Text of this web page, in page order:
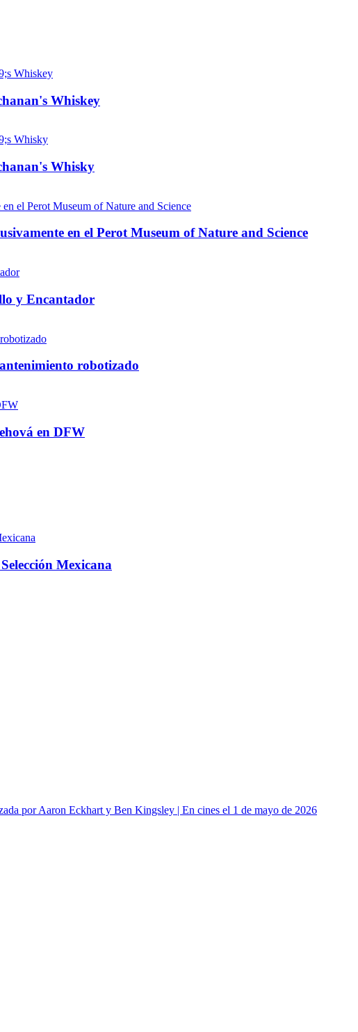
Whiskey
Whisky
en el Perot Museum of Nature and Science
y Encantador
robotizado
en DFW
Mexicana
por Aaron Eckhart y Ben Kingsley | En cines el 1 de mayo de 2026